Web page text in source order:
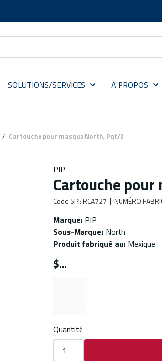
SOLUTIONS/SERVICES À PROPOS
/ Cartouche pour masque North, Pqt/2
PIP
Cartouche
Code SPI: RCA727 NUMÉRO
Marque: PIP
Sous-Marque: North
Produit fabriqué au: Mexique
$
Quantité